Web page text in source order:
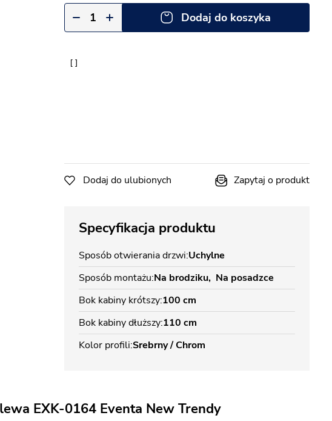
Dodaj do koszyka
Dodaj do ulubionych Zapytaj o produkt
Specyfikacja produktu
Sposób otwierania drzwi Uchylne
Sposób montażu Na brodziku Na posadzce
Bok kabiny krótszy 100 cm
Bok kabiny dłuższy 110 cm
Kolor profili Srebrny / Chrom
EXK-0164 Eventa New Trendy